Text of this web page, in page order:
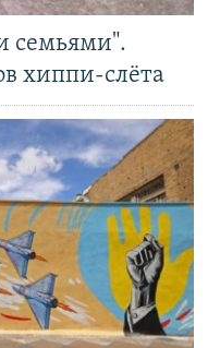
семьями".
хиппи-слёта